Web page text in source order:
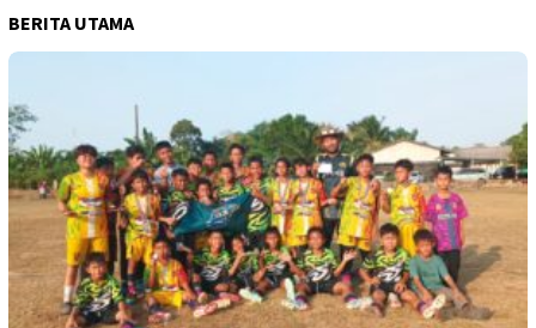
BERITA UTAMA